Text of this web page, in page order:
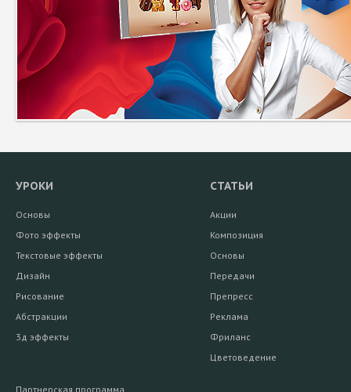
УРОКИ
Основы
Фото эффекты
Текстовые эффекты
Дизайн
Рисование
Абстракции
3д эффекты
СТАТЬИ
Акции
Композиция
Основы
Передачи
Препресс
Реклама
Фриланс
Цветоведение
Партнерская программа